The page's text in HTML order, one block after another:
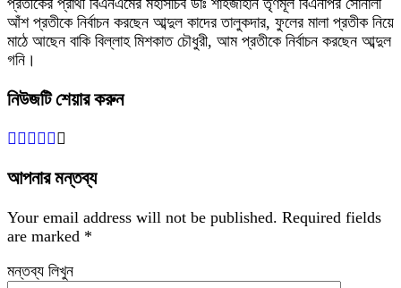
প্রতীকের প্রার্থী বিএনএমের মহাসচিব ডাঃ শাহজাহান তৃণমূল বিএনপির সোনালী
আঁশ প্রতীকে নির্বাচন করছেন আব্দুল কাদের তালুকদার, ফুলের মালা প্রতীক নিয়ে
মাঠে আছেন বাকি বিল্লাহ মিশকাত চৌধুরী, আম প্রতীকে নির্বাচন করছেন আব্দুল
গনি।
নিউজটি শেয়ার করুন
আপনার মন্তব্য
Your email address will not be published. Required fields
are marked *
মন্তব্য লিখুন